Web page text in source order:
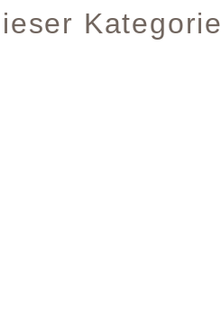
Kategorie